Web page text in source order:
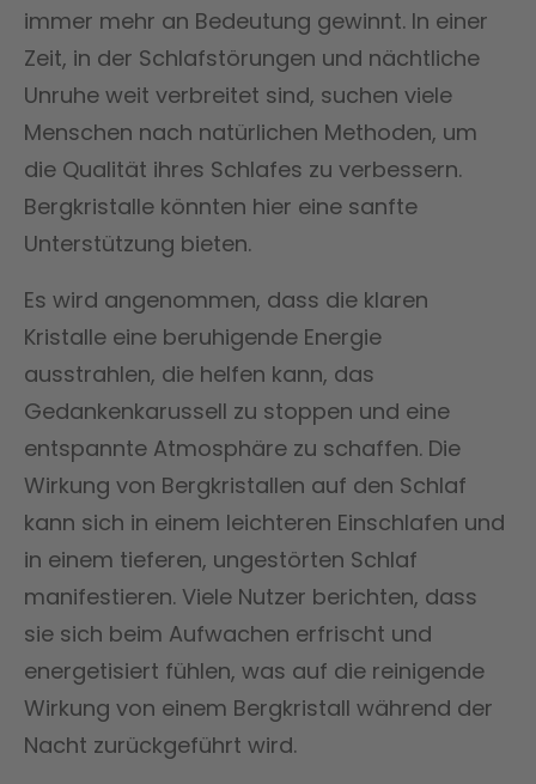
immer mehr an Bedeutung gewinnt. In einer
Zeit, in der Schlafstörungen und nächtliche
Unruhe weit verbreitet sind, suchen viele
Menschen nach natürlichen Methoden, um
die Qualität ihres Schlafes zu verbessern.
Bergkristalle könnten hier eine sanfte
Unterstützung bieten.
Es wird angenommen, dass die klaren
Kristalle eine beruhigende Energie
ausstrahlen, die helfen kann, das
Gedankenkarussell zu stoppen und eine
entspannte Atmosphäre zu schaffen. Die
Wirkung von Bergkristallen auf den Schlaf
kann sich in einem leichteren Einschlafen und
in einem tieferen, ungestörten Schlaf
manifestieren. Viele Nutzer berichten, dass
sie sich beim Aufwachen erfrischt und
energetisiert fühlen, was auf die reinigende
Wirkung von einem Bergkristall während der
Nacht zurückgeführt wird.